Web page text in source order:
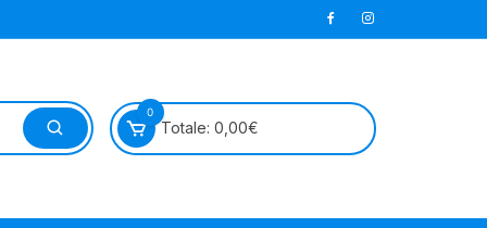
0
Totale: 0,00€